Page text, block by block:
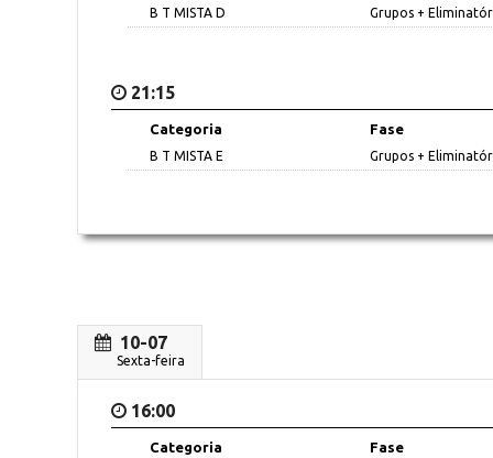
B T MISTA D Grupos +
21:15
Categoria Fase
B T MISTA E Grupos +
10-07
Sexta-feira
16:00
Categoria Fase